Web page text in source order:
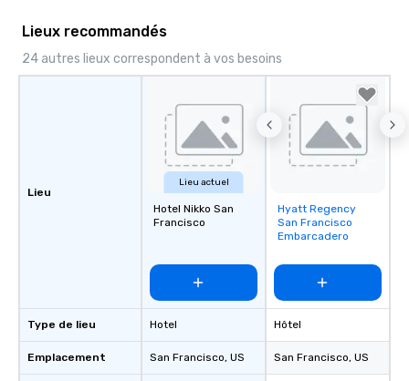
Lieux recommandés
24 autres lieux correspondent à vos besoins
Lieu
Type de lieu
Emplacement
Lieu actuel
Hotel Nikko San
Francisco
Hotel
San Francisco, US
Removed from
favorites
Hyatt Regency
San Francisco
Embarcadero
Hôtel
San Francisco, US